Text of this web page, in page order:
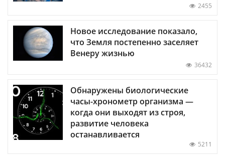
2455
Новое исследование показало,
что Земля постепенно заселяет
Венеру жизнью
36432
Обнаружены биологические
часы-хронометр организма —
когда они выходят из строя,
развитие человека
останавливается
5211